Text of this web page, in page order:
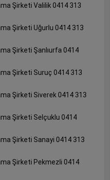
Şirketi Valilik 0414 313
Şirketi Uğurlu 0414 313
Şirketi Şanlıurfa 0414
Şirketi Suruç 0414 313
Şirketi Siverek 0414 313
Şirketi Selçuklu 0414
Şirketi Sanayi 0414 313
Şirketi Pekmezli 0414